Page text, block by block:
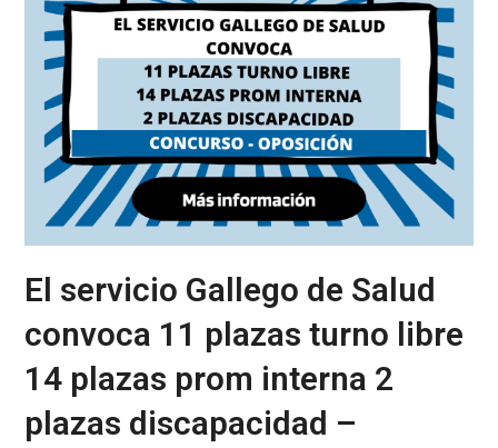
El servicio Gallego de Salud
convoca 11 plazas turno libre
14 plazas prom interna 2
plazas discapacidad –